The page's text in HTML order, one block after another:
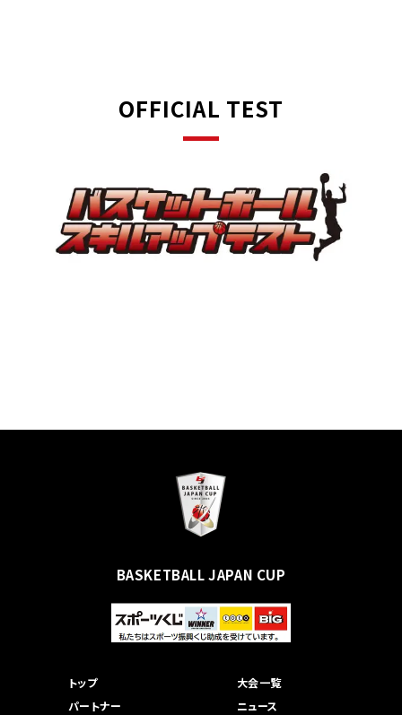
OFFICIAL TEST
BASKETBALL JAPAN CUP
トップ
大会一覧
パートナー
ニュース